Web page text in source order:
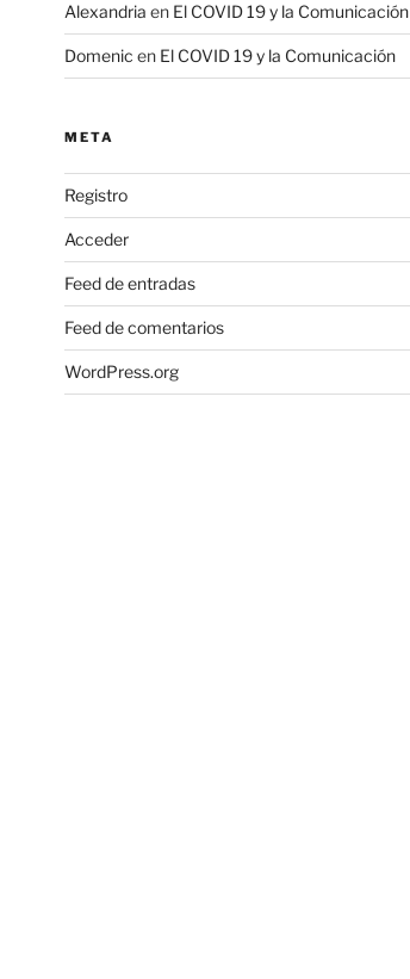
Alexandria en El COVID 19 y la Comunicación
Domenic en El COVID 19 y la Comunicación
META
Registro
Acceder
Feed de entradas
Feed de comentarios
WordPress.org